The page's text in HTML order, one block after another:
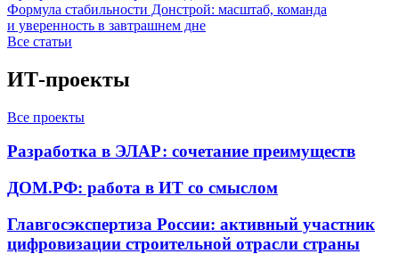
Формула стабильности Донстрой: масштаб, команда
и уверенность в завтрашнем дне
Все статьи
ИТ-проекты
Все проекты
Разработка в ЭЛАР: сочетание преимуществ
ДОМ.РФ: работа в ИТ со смыслом
Главгосэкспертиза России: активный участник
цифровизации строительной отрасли страны